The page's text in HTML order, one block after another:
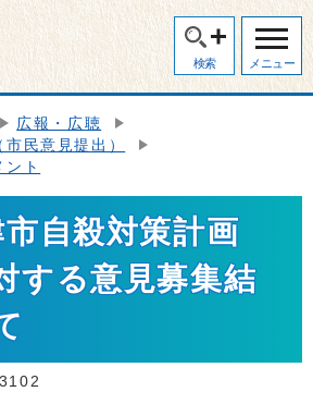
検索 メニュー
広報・広聴
民意見提出）
ト
自殺対策計画
する意見募集結